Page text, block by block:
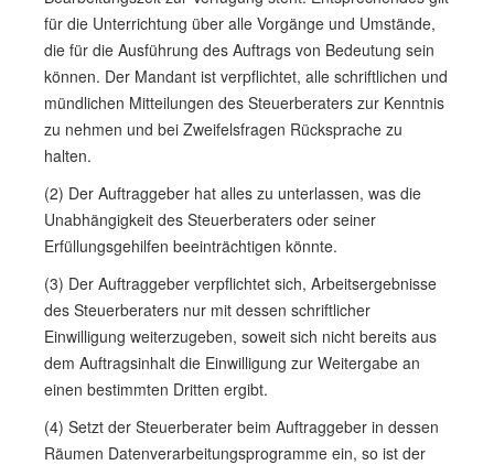
für die Unterrichtung über alle Vorgänge und Umstände,
die für die Ausführung des Auftrags von Bedeutung sein
können. Der Mandant ist verpflichtet, alle schriftlichen und
mündlichen Mitteilungen des Steuerberaters zur Kenntnis
zu nehmen und bei Zweifelsfragen Rücksprache zu
halten.
(2) Der Auftraggeber hat alles zu unterlassen, was die
Unabhängigkeit des Steuerberaters oder seiner
Erfüllungsgehilfen beeinträchtigen könnte.
(3) Der Auftraggeber verpflichtet sich, Arbeitsergebnisse
des Steuerberaters nur mit dessen schriftlicher
Einwilligung weiterzugeben, soweit sich nicht bereits aus
dem Auftragsinhalt die Einwilligung zur Weitergabe an
einen bestimmten Dritten ergibt.
(4) Setzt der Steuerberater beim Auftraggeber in dessen
Räumen Datenverarbeitungsprogramme ein, so ist der